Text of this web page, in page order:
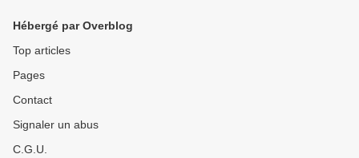
Hébergé par Overblog
Top articles
Pages
Contact
Signaler un abus
C.G.U.